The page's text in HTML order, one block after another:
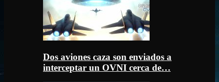
Dos aviones caza son enviados a
interceptar un OVNI cerca de…